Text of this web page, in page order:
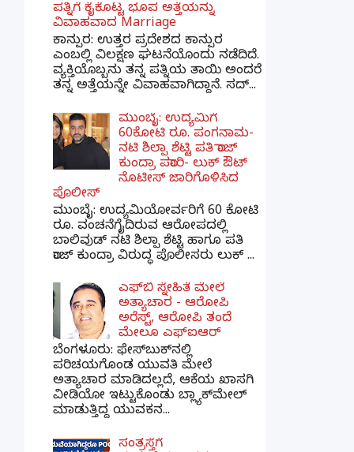
ಪತ್ನಿಗೆ ಕೈಕೊಟ್ಟ ಭೂಪ ಅತ್ತೆಯನ್ನು
ವಿವಾಹವಾದ Marriage
ಕಾನ್ಪುರ: ಉತ್ತರ ಪ್ರದೇಶದ ಕಾನ್ಪುರ
ಎಂಬಲ್ಲಿ ವಿಲಕ್ಷಣ ಘಟನೆಯೊಂದು ನಡೆದಿದೆ.
ವ್ಯಕ್ತಿಯೊಬ್ಬನು ತನ್ನ ಪತ್ನಿಯ ತಾಯಿ ಅಂದರೆ
ತನ್ನ ಅತ್ತೆಯನ್ನೇ ವಿವಾಹವಾಗಿದ್ದಾನೆ. ಸದ್...
ಮುಂಬೈ: ಉದ್ಯಮಿಗೆ
60ಕೋಟಿ ರೂ. ಪಂಗನಾಮ-
ನಟಿ ಶಿಲ್ಪಾ ಶೆಟ್ಟಿ ಪತಿ ರಾಜ್
ಕುಂದ್ರಾ ಪರಾರಿ- ಲುಕ್ ಔಟ್
ನೊಟೀಸ್ ಜಾರಿಗೊಳಿಸಿದ
ಪೊಲೀಸ್
ಮುಂಬೈ: ಉದ್ಯಮಿಯೋರ್ವರಿಗೆ 60 ಕೋಟಿ
ರೂ. ವಂಚನೆಗೈದಿರುವ ಆರೋಪದಲ್ಲಿ
ಬಾಲಿವುಡ್ ನಟಿ ಶಿಲ್ಪಾ ಶೆಟ್ಟಿ ಹಾಗೂ ಪತಿ
ರಾಜ್ ಕುಂದ್ರಾ ವಿರುದ್ಧ ಪೊಲೀಸರು ಲುಕ್ ...
ಎಫ್‌ಬಿ ಸ್ನೇಹಿತೆ ಮೇಲೆ
ಅತ್ಯಾಚಾರ - ಆರೋಪಿ
ಅರೆಸ್ಟ್, ಆರೋಪಿ ತಂದೆ
ಮೇಲೂ ಎಫ್ಐಆರ್
ಬೆಂಗಳೂರು: ಫೇಸ್‌ಬುಕ್‌ನಲ್ಲಿ
ಪರಿಚಯಗೊಂಡ ಯುವತಿ ಮೇಲೆ
ಅತ್ಯಾಚಾರ ಮಾಡಿದಲ್ಲದೆ, ಆಕೆಯ ಖಾಸಗಿ
ವೀಡಿಯೋ ಇಟ್ಟುಕೊಂಡು ಬ್ಲ್ಯಾಕ್‌ಮೇಲ್
ಮಾಡುತ್ತಿದ್ದ ಯುವಕನ...
ಸಂತ್ರಸ್ತೆಗೆ